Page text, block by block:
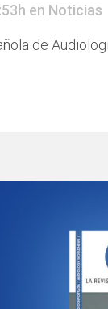
en Noticias
de